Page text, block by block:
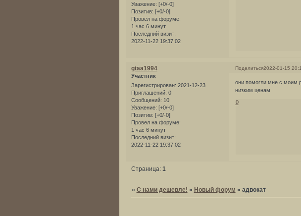
Уважение: [+0/-0]
Позитив: [+0/-0]
Провел на форуме:
1 час 6 минут
Последний визит:
2022-11-22 19:37:02
Поделиться2022-01-15
gtaa1994
Участник
Зарегистрирован: 2021-12-23
Приглашений: 0
Сообщений: 10
Уважение: [+0/-0]
Позитив: [+0/-0]
Провел на форуме:
1 час 6 минут
Последний визит:
2022-11-22 19:37:02
они помогли мне с моим
низким ценам
0
Страница: 1
» С нами дешевле! » Новый форум » адвокат